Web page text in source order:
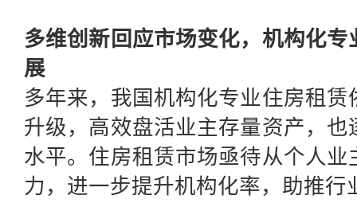
多维创新回应市场变化，机构化
展
多年来，我国机构化专业住房租赁
升级 ，高效盘活业主存量资产 ，也
水平。住房租赁市场亟待从个人
力，进一步提升机构化率，助推行